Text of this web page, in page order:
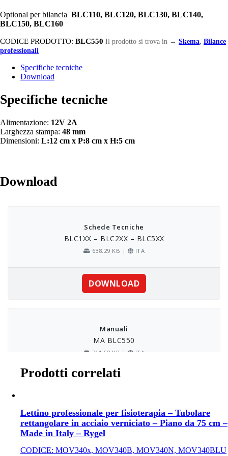
Optional per bilancia BLC110, BLC120, BLC130, BLC140,
BLC150, BLC160
CODICE PRODOTTO: BLC550 Il prodotto si trova in → Skema, Bilance
professionali
Specifiche tecniche
Download
Specifiche tecniche
Alimentazione: 12V 2A
Larghezza stampa: 48 mm
Dimensioni: L:12 cm x P:8 cm x H:5 cm
Download
Prodotti correlati
Lettino professionale per fisioterapia – Tubolare
rettangolare in acciaio verniciato – Piano da 75 cm –
Made in Italy – Rygel
CODICE: MOV340x, MOV340B, MOV340N, MOV340BLU